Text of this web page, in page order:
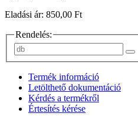
Eladási ár: 850,00 Ft
Rendelés:
Termék információ
Letölthető dokumentáció
Kérdés a termékről
Értesítés kérése